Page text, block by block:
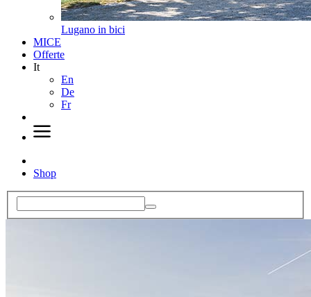
Lugano in bici
MICE
Offerte
It
En
De
Fr
Shop